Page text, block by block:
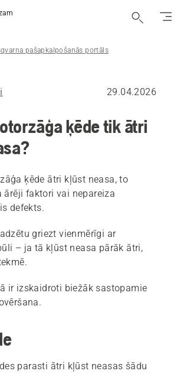
pašapkalpošanās portāls
29.04.2026
ķēde tik ātri
ķēde ātri kļūst neasa, to
ārēji faktori vai nepareiza
defekts.
griezt vienmērīgi ar
– ja tā kļūst neasa pārāk ātri,
ir izskaidroti biežāk sastopamie
parasti ātri kļūst neasas šādu